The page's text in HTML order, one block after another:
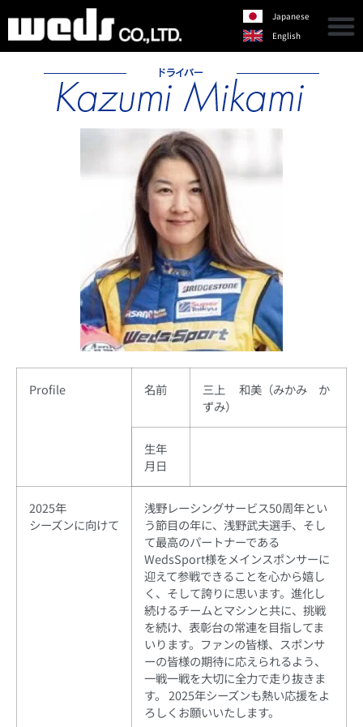
Japanese
English
Profile 名前
三上 和美（みかみ か
ずみ）
生年
月日
2025年
シーズンに向けて
浅野レーシングサービス50周年とい
う節目の年に、浅野武夫選手、そし
て最高のパートナーである
WedsSport様をメインスポンサーに
迎えて参戦できることを心から嬉し
く、そして誇りに思います。進化し
続けるチームとマシンと共に、挑戦
を続け、表彰台の常連を目指してま
いります。ファンの皆様、スポンサ
ーの皆様の期待に応えられるよう、
一戦一戦を大切に全力で走り抜きま
す。 2025年シーズンも熱い応援をよ
ろしくお願いいたします。